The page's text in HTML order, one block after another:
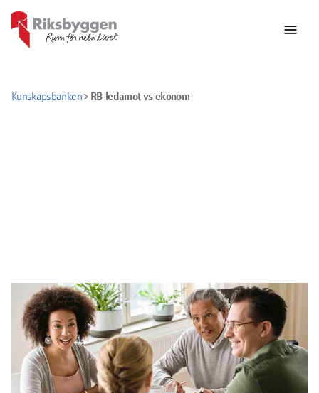
menu
Kunskapsbankenchevron_rightRB-ledamot vs ekonom
Riksbyggenledamot bidrar
med expertkunskap
En av våra mest populära medlemsförmåner är